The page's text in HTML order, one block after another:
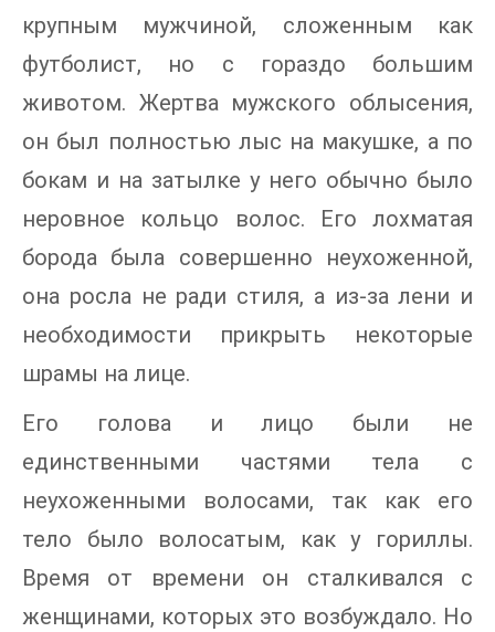
крупным мужчиной, сложенным как
футболист, но с гораздо большим
животом. Жертва мужского облысения,
он был полностью лыс на макушке, а по
бокам и на затылке у него обычно было
неровное кольцо волос. Его лохматая
борода была совершенно неухоженной,
она росла не ради стиля, а из-за лени и
необходимости прикрыть некоторые
шрамы на лице.
Его голова и лицо были не
единственными частями тела с
неухоженными волосами, так как его
тело было волосатым, как у гориллы.
Время от времени он сталкивался с
женщинами, которых это возбуждало. Но